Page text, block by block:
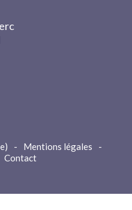
- Mentions légales
-
Contact